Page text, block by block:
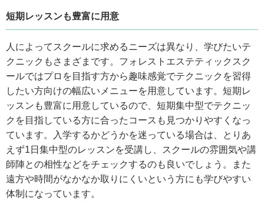
短期レッスンも豊富に用意
人によってスクールに求めるニーズは異なり、学びたいテ
クニックもさまざまです。フォレストエステティックスク
ールではプロを目指す方から趣味感覚でテクニックを習得
したい方向けの幅広いメニューを用意しています。短期レ
ッスンも豊富に用意しているので、短期集中型でテクニッ
クを目指している方に合ったコースも見つかりやすくなっ
ています。入学するかどうかを迷っている場合は、とりあ
えず1日集中型のレッスンを受講し、スクールの雰囲気や講
師陣との相性などをチェックするのも良いでしょう。また
遠方や時間がなかなか取りにくいという方にも学びやすい
体制になっています。